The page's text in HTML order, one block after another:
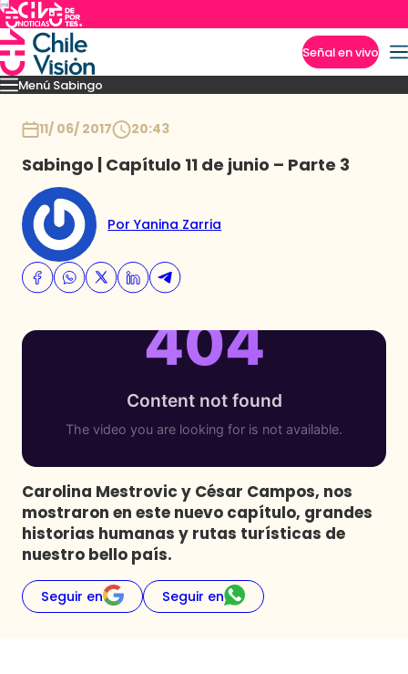
Señal en vivo
Menú Sabingo
HeroicasAmigas en ViajeSecretos de los AndesLos reyes
11/ 06/ 2017 20:43
Sabingo | Capítulo 11 de junio – Parte 3
Por Yanina Zarria
Carolina Mestrovic y César Campos, nos
mostraron en este nuevo capítulo, grandes
historias humanas y rutas turísticas de
nuestro bello país.
Seguir en Seguir en
Imperdibles
Programas
Contigo en Directo
Plan Perfecto
El Tiempo
Sabingo
Todos Los Programas